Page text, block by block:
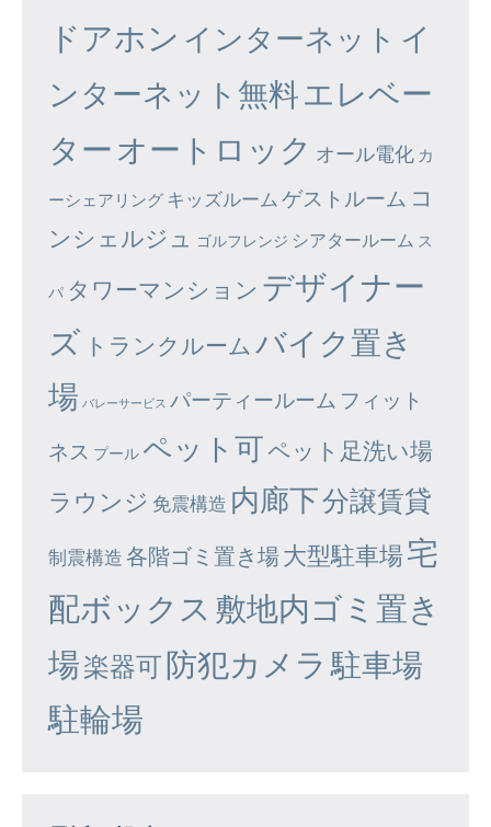
ドアホン インターネット イ
ンターネット無料エレベー
ター オートロック オール電化 カ
ーシェアリング キッズルーム ゲストルーム コ
ンシェルジュ
ゴルフレンジ シアタールーム ス
パ タワーマンション デザイナー
ズ トランクルーム バイク置き
場 バレーサービス パーティールーム フィット
ネス プール ペット可ペット足洗い場
ラウンジ 免震構造 内廊下分譲賃貸
制震構造 各階ゴミ置き場大型駐車場宅
配ボックス 敷地内ゴミ置き
場楽器可防犯カメラ 駐車場
駐輪場